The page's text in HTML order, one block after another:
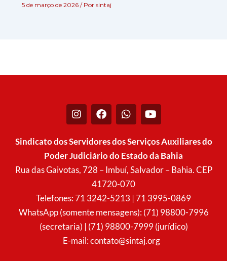
5 de março de 2026 / Por sintaj
I
n
t
g
r
F
a
e
b
o
o
k
W
h
t
a
p
p
Y
o
t
u
b
e
Sindicato dos Servidores dos Serviços Auxiliares do
Poder Judiciário do Estado da Bahia
Rua das Gaivotas, 728 – Imbuí, Salvador – Bahia. CEP
41720-070
Telefones: 71 3242-5213 | 71 3995-0869
WhatsApp (somente mensagens): (71) 98800-7996
(secretaria) | (71) 98800-7999 (jurídico)
E-mail:contato@sintaj.org